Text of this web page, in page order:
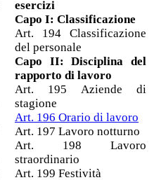
esercizi
Capo I: Classificazione
Art. 194 Classificazione
del personale
Capo II: Disciplina del
rapporto di lavoro
Art. 195 Aziende di
stagione
Art. 196 Orario di lavoro
Art. 197 Lavoro notturno
Art. 198 Lavoro
straordinario
Art. 199 Festività